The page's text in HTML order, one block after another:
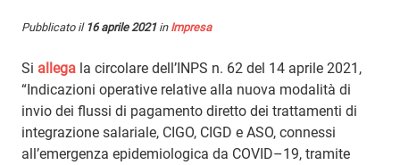
Pubblicato il 16 aprile 2021in Impresa
Si allega la circolare dell’INPS n. 62 del 14 aprile 2021,
“Indicazioni operative relative alla nuova modalità di
invio dei flussi di pagamento diretto dei trattamenti di
integrazione salariale, CIGO, CIGD e ASO, connessi
all’emergenza epidemiologica da COVID–19, tramite